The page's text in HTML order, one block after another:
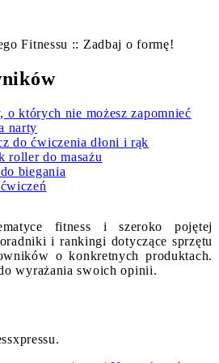
Fitnessu :: Zadbaj o formę!
o których nie możesz zapomnieć
narty
do ćwiczenia dłoni i rąk
roller do masażu
biegania
fitness i szeroko pojętej
i rankingi dotyczące sprzętu
o konkretnych produktach.
wyrażania swoich opinii.